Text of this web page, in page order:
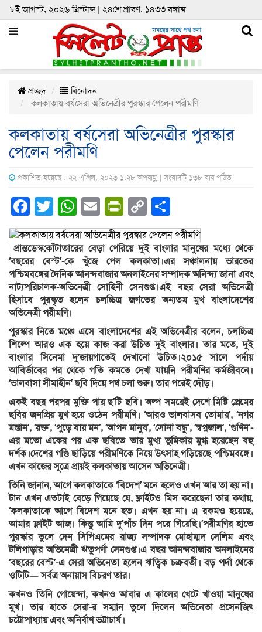
৮ই আগস্ট, ২০২৬ খ্রিস্টাব্দ | ২৪শে শ্রাবণ, ১৪৩৩ বঙ্গাব্দ
প্রচ্ছদ
বিনোদন
কলকাতায় বর্ষসেরা অভিনেত্রীর পুরস্কার পেলেন পরীমণি
কলকাতায় বর্ষসেরা অভিনেত্রীর পুরস্কার
পেলেন পরীমণি
প্রকাশিত হয়েছে : ২২ এপ্রিল, ২০২৩ ১:২৮ অপরাহ্ণ | সংবাদটি ১৩৮ বার পঠিত
Facebook
Twitter
WhatsApp
EmailPrintFriendly
Copy
Link
প্রান্তডেস্ক:কাঁটাতারের বেড়া পেরিয়ে দুই বাংলার মানুষের মধ্যে থেকে
‘বছরের বেস্ট’-কে খুঁজে পেল কলকাতা।এর সঞ্চালনায় ভারতের
পশ্চিমবঙ্গের দৈনিক আনন্দবাজার অনলাইনের সম্পাদক অনিন্দ্য জানা এবং
নাট্যপরিচালক-অভিনেত্রী সোহিনী সেনগুপ্ত।এই বছর সেরা অভিনেত্রী
হিসাবে পুরস্কৃত হলেন চলচ্চিত্র জগতের অন্যতম মুখ বাংলাদেশের
অভিনেত্রী পরীমণি।
পুরস্কার নিতে মঞ্চে এসে বাংলাদেশের এই অভিনেত্রীর বলেন, চলচ্চিত্র
শিল্পে আরও এক হয়ে কাজ করা উচিত দুই বাংলার। তার মতে, দুই
বাংলার সিনেমা দু’জায়গাতেই দেখানো উচিত।২০১৫ সালে পর্দায়
আবির্ভাবের পর থেকে গতি কমতে দেখা যায়নি পরীমণির কর্মজীবনে।
‘ভালবাসা সীমাহীন’ ছবি দিয়ে পথ চলা শুরু। তার পরেই দৌড়।
একই বছর পরপর মুক্তি পায় ছ’টি ছবি। অল্প সময়েই দেশে মিষ্টি প্রেমের
ছবির জনপ্রিয় মুখ হয়ে ওঠেন পরীমণি। ‘আরও ভালবাসব তোমায়’, ‘নগর
মস্তান’, ‘রক্ত’, ‘পুড়ে যায় মন’, ‘আপন মানুষ’, ‘সোনা বন্ধু’, ‘স্বপ্নজাল’, ‘গুণিন’-
এর মতো একের পর এক ছবিতে তার মুখ্য ভূমিকায় মুগ্ধ হয়েছেন বহু
দর্শক।দেশের গণ্ডি ছাড়িয়ে পরীমণিকে নিয়ে উৎসাহ গড়িয়েছে পশ্চিমবঙ্গে।
এখন কাজের সূত্রে প্রায়ই কলকাতায় আসেন অভিনেত্রী।
তিনি জানান, আগে কলকাতাকে ‘বিদেশ’ মনে হলেও এখন আর তা হয় না।
টান এখন এতটাই বেড়ে গিয়েছে যে, ফ্লাইটও মিস করেছেন! তার কথায়,
‘কলকাতাকে আগে বিদেশ মনে হত। এখন হয় না। এ রকমও হয়েছে,
আমার ফ্লাইট আজ। কিন্তু আমি দু’পাঁচ দিন পরে গিয়েছি।’পরীমণির হাতে
পুরস্কার তুলে দেন সিপিএমের রাজ্য সম্পাদক মোহাম্মদ সেলিম এবং
টলিপাড়ার অভিনেত্রী ঋতুপর্ণা সেনগুপ্ত।এ বছর আনন্দবাজার অনলাইনের
‘বছরের বেস্ট’-এ সেরা অভিনেতা হলেন ঋত্বিক চক্রবর্তী। বড় পর্দা থেকে
ওটিটি— সর্বত্র অনায়াস বিচরণ তার।
কখনও তিনি গোয়েন্দা, কখনও আবার এ কালের খেটে খাওয়া মানুষের
মুখ। তার হাতে সেরা-র সম্মান তুলে দিলেন অভিনেতা প্রসেনজিৎ
চট্টোপাধ্যায় এবং অনির্বাণ ভট্টাচার্য।